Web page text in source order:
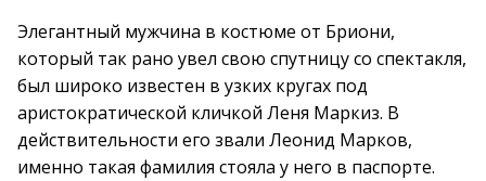
Элегантный мужчина в костюме от Бриони,
который так рано увел свою спутницу со спектакля,
был широко известен в узких кругах под
аристократической кличкой Леня Маркиз. В
действительности его звали Леонид Марков,
именно такая фамилия стояла у него в паспорте.